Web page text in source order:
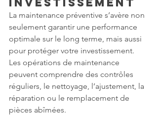
La maintenance préventive s’avère non
seulement garantir une performance
optimale sur le long terme, mais aussi
pour protéger votre investissement.
Les opérations de maintenance
peuvent comprendre des contrôles
réguliers, le nettoyage, l’ajustement, la
réparation ou le remplacement de
pièces abîmées.